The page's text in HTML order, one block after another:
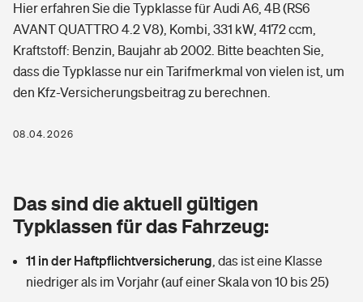
Grundfähigkeitsversicherung
Arbeitsrechtsschutz
Berufshaftpflichtversicherung
Zur Übersicht
Tools
Wer versichert was: Jetzt Versicherer finden
Elementarversicherung
Glasversicherung
Mietkautionsversicherung
Freizeit
Pri­vate Haft­pflicht­
Kinderunfall­ver­si­che­rung
Kinderinvalidität
Gesundheit
Private Krankenversicherung
Dread-Disease-Versicherung
Tierkrankenversicherung
Hier erfahren Sie die Typklasse für Audi A6, 4B (RS6
AVANT QUATTRO 4.2 V8), Kombi, 331 kW, 4172 ccm,
Kraftstoff: Benzin, Baujahr ab 2002. Bitte beachten Sie,
dass die Typklasse nur ein Tarifmerkmal von vielen ist, um
den Kfz-Versicherungsbeitrag zu berechnen.
08.04.2026
Das sind die aktuell gültigen
Typklassen für das Fahrzeug:
11 in der Haftpflichtversicherung das ist eine Klasse
niedriger als im Vorjahr (auf einer Skala von 10 bis 25)